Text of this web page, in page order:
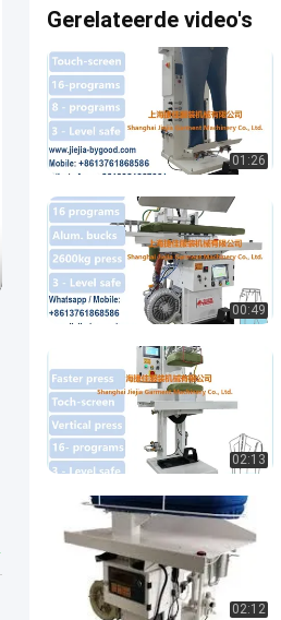
Gerelateerde video's
01:26
00:49
02:13
02:12